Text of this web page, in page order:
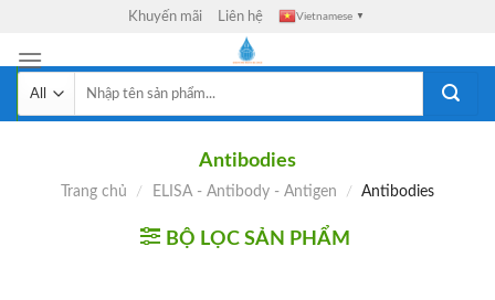
content
Khuyến mãi Liên hệ Vietnamese ▼
kiếm:
Antibodies
Trang chủ / ELISA - Antibody - Antigen / Antibodies
BỘ LỌC SẢN PHẨM